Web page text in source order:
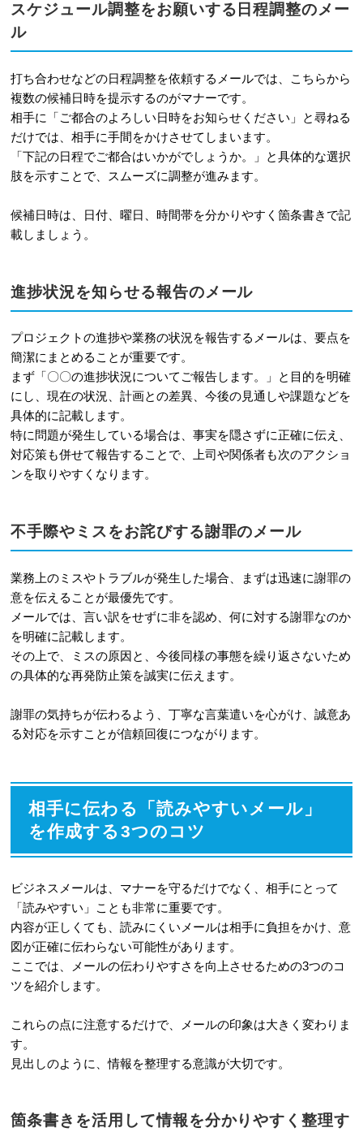
スケジュール調整をお願いする日程調整のメー
ル
打ち合わせなどの日程調整を依頼するメールでは、こちらから
複数の候補日時を提示するのがマナーです。
相手に「ご都合のよろしい日時をお知らせください」と尋ねる
だけでは、相手に手間をかけさせてしまいます。
「下記の日程でご都合はいかがでしょうか。」と具体的な選択
肢を示すことで、スムーズに調整が進みます。
候補日時は、日付、曜日、時間帯を分かりやすく箇条書きで記
載しましょう。
進捗状況を知らせる報告のメール
プロジェクトの進捗や業務の状況を報告するメールは、要点を
簡潔にまとめることが重要です。
まず「〇〇の進捗状況についてご報告します。」と目的を明確
にし、現在の状況、計画との差異、今後の見通しや課題などを
具体的に記載します。
特に問題が発生している場合は、事実を隠さずに正確に伝え、
対応策も併せて報告することで、上司や関係者も次のアクショ
ンを取りやすくなります。
不手際やミスをお詫びする謝罪のメール
業務上のミスやトラブルが発生した場合、まずは迅速に謝罪の
意を伝えることが最優先です。
メールでは、言い訳をせずに非を認め、何に対する謝罪なのか
を明確に記載します。
その上で、ミスの原因と、今後同様の事態を繰り返さないため
の具体的な再発防止策を誠実に伝えます。
謝罪の気持ちが伝わるよう、丁寧な言葉遣いを心がけ、誠意あ
る対応を示すことが信頼回復につながります。
相手に伝わる「読みやすいメール」
を作成する3つのコツ
ビジネスメールは、マナーを守るだけでなく、相手にとって
「読みやすい」ことも非常に重要です。
内容が正しくても、読みにくいメールは相手に負担をかけ、意
図が正確に伝わらない可能性があります。
ここでは、メールの伝わりやすさを向上させるための3つのコ
ツを紹介します。
これらの点に注意するだけで、メールの印象は大きく変わりま
す。
見出しのように、情報を整理する意識が大切です。
箇条書きを活用して情報を分かりやすく整理す